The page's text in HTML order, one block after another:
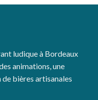
ludique à Bordeaux
animations, une
bières artisanales